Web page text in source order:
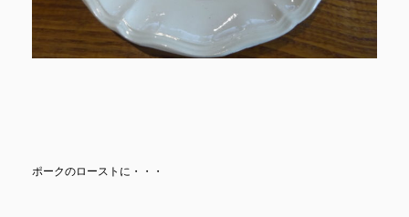
ポークのローストに・・・